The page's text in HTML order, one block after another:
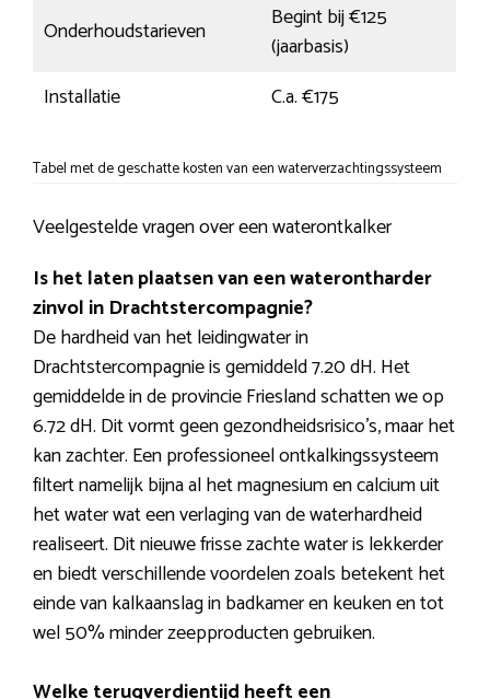
Onderhoudstarieven
Begint bij €125
(jaarbasis)
Installatie
C.a. €175
Tabel met de geschatte kosten van een waterverzachtingssysteem
Veelgestelde vragen over een waterontkalker
Is het laten plaatsen van een waterontharder
zinvol in Drachtstercompagnie?
De hardheid van het leidingwater in
Drachtstercompagnie is gemiddeld 7.20 dH. Het
gemiddelde in de provincie Friesland schatten we op
6.72 dH. Dit vormt geen gezondheidsrisico’s, maar het
kan zachter. Een professioneel ontkalkingssysteem
filtert namelijk bijna al het magnesium en calcium uit
het water wat een verlaging van de waterhardheid
realiseert. Dit nieuwe frisse zachte water is lekkerder
en biedt verschillende voordelen zoals betekent het
einde van kalkaanslag in badkamer en keuken en tot
wel 50% minder zeepproducten gebruiken.